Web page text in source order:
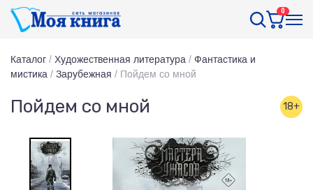
0
Каталог / Художественная литература / Фантастика и
мистика / Зарубежная / Пойдем со мной
Пойдем со мной 18+